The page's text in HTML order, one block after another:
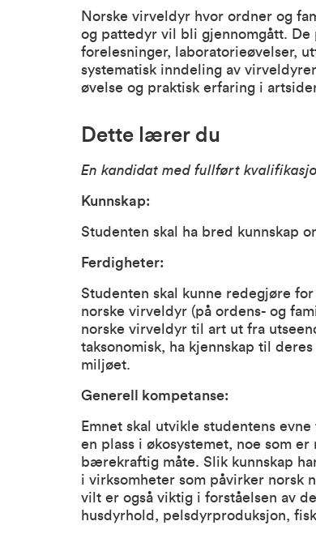
Norske virveldyr hvor ordner og
og pattedyr vil bli gjennomgått. De
forelesninger, laboratorieøvelser,
systematisk inndeling av
øvelse og praktisk erfaring i
Dette lærer du
En kandidat med fullført
Kunnskap:
Studenten skal ha bred kunnskap
Ferdigheter:
Studenten skal kunne redegjøre
norske virveldyr (på ordens- og
norske virveldyr til art ut fra
taksonomisk, ha kjennskap til
miljøet.
Generell kompetanse:
Emnet skal utvikle studentens
en plass i økosystemet, noe som
bærekraftig måte. Slik kunnskap
i virksomheter som påvirker norsk
vilt er også viktig i forståelsen av
husdyrhold, pelsdyrproduksjon,